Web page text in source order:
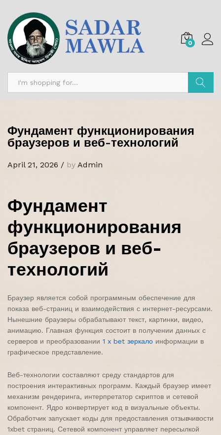
0
Фундамент функционирования
браузеров и веб-технологий
April 21, 2026 / by Admin
Фундамент
функционирования
браузеров и веб-
технологий
Браузер является собой программным обеспечение для
показа веб-страниц и взаимодействия с интернет-ресурсами.
Нынешние браузеры обрабатывают текст, картинки, видео,
анимацию. Главная функция состоит в получении данных с
серверов и преобразовании 1 x bet зеркало информации в
графическое представление.
Веб-технологии составляют среду стандартов для
построения интерактивных программ. Каждый браузер имеет
механизм рендеринга, интерпретатор скриптов и сетевой
компонент. Ядро конвертирует код в визуальные объекты.
Обработчик запускает коды для предоставления отзывчивости
1xbet страниц. Сетевой компонент управляет пересылкой